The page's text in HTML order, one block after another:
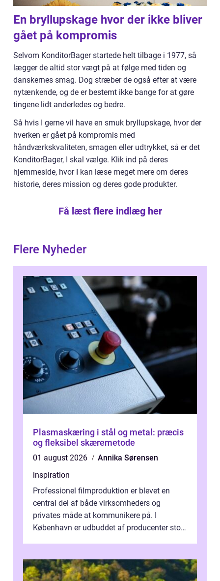
En bryllupskage hvor der ikke bliver
gået på kompromis
Selvom KonditorBager startede helt tilbage i 1977, så
lægger de altid stor vægt på at følge med tiden og
danskernes smag. Dog stræber de også efter at være
nytænkende, og de er bestemt ikke bange for at gøre
tingene lidt anderledes og bedre.
Så hvis I gerne vil have en smuk bryllupskage, hvor der
hverken er gået på kompromis med
håndværkskvaliteten, smagen eller udtrykket, så er det
KonditorBager, I skal vælge. Klik ind på deres
hjemmeside, hvor I kan læse meget mere om deres
historie, deres mission og deres gode produkter.
Få læst flere indlæg her
Flere Nyheder
Plasmaskæring i stål og metal: præcis
og fleksibel skæremetode
01 august 2026
Annika Sørensen
inspiration
Professionel filmproduktion er blevet en
central del af både virksomheders og
privates måde at kommunikere på. I
København er udbuddet af producenter stort,